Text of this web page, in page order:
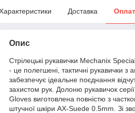
Доставка
Опис
Стрілецькі рукавички Mechanix
- це полегшені, тактичні рукавички з
забезпечує ідеальне поєднання
захистом рук. Долоню рукавичок
Gloves виготовлена ​​повністю з
штучної шкіри AX-Suede 0.5mm. Зі